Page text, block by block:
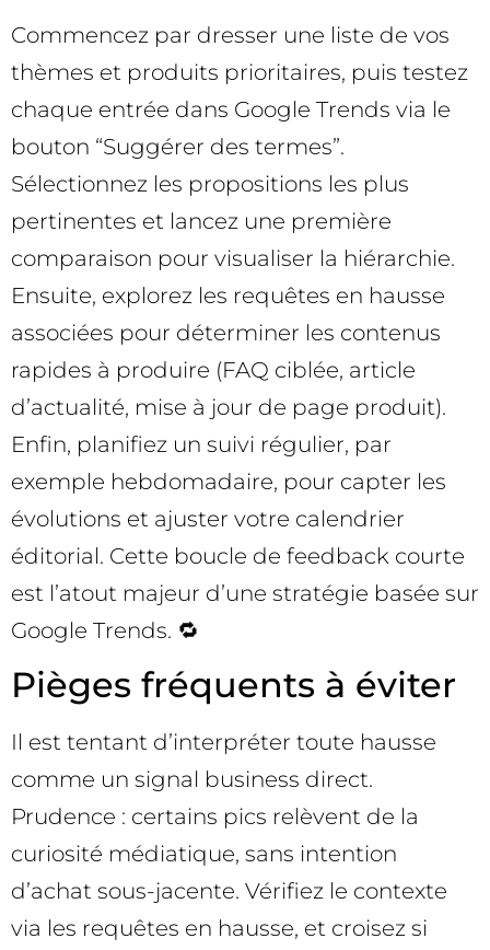
Commencez par dresser une liste de vos
thèmes et produits prioritaires, puis testez
chaque entrée dans Google Trends via le
bouton “Suggérer des termes”.
Sélectionnez les propositions les plus
pertinentes et lancez une première
comparaison pour visualiser la hiérarchie.
Ensuite, explorez les requêtes en hausse
associées pour déterminer les contenus
rapides à produire (FAQ ciblée, article
d’actualité, mise à jour de page produit).
Enfin, planifiez un suivi régulier, par
exemple hebdomadaire, pour capter les
évolutions et ajuster votre calendrier
éditorial. Cette boucle de feedback courte
est l’atout majeur d’une stratégie basée sur
Google Trends. 🔁
Pièges fréquents à éviter
Il est tentant d’interpréter toute hausse
comme un signal business direct.
Prudence : certains pics relèvent de la
curiosité médiatique, sans intention
d’achat sous-jacente. Vérifiez le contexte
via les requêtes en hausse, et croisez si